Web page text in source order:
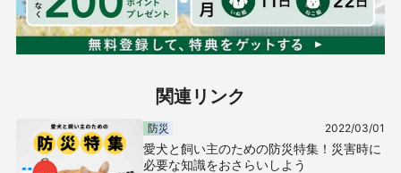
関連リンク
防災 2022/03/01
愛犬と飼い主のための防災特集！災害時に
必要な知識をおさらいしよう